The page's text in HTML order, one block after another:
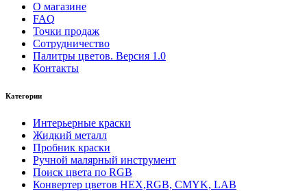
О магазине
FAQ
Точки продаж
Сотрудничество
Палитры цветов. Версия 1.0
Контакты
Категории
Интерьерные краски
Жидкий металл
Пробник краски
Ручной малярный инструмент
Поиск цвета по RGB
Конвертер цветов HEX,RGB, CMYK, LAB